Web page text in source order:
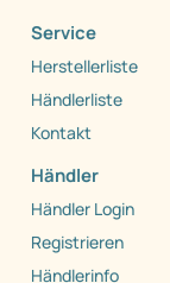
Service
Herstellerliste
Händlerliste
Kontakt
Händler
Händler Login
Registrieren
Händlerinfo